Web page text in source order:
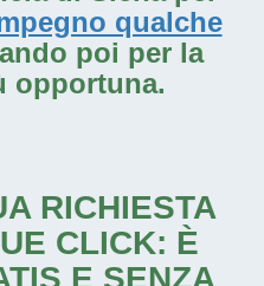
qualche
poi per la
opportuna.
RICHIESTA
CLICK: È
E SENZA